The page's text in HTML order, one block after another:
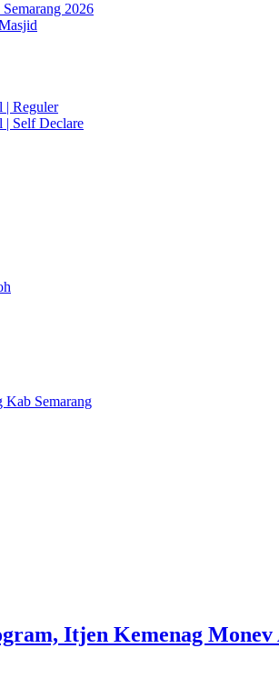
2026
| Reguler
| Self Declare
Kab Semarang
Itjen Kemenag Monev